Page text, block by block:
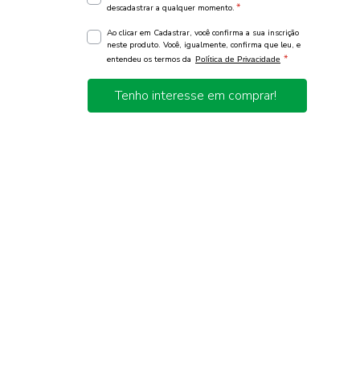
descadastrar a qualquer momento. *
Ao clicar em Cadastrar, você confirma a sua inscrição
neste produto. Você, igualmente, confirma que leu, e
entendeu os termos da Política de Privacidade *
Tenho interesse em comprar!